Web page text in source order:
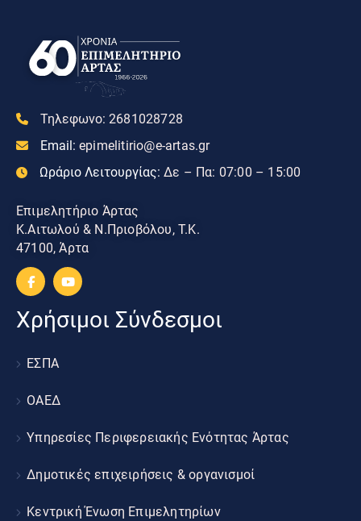
Τηλεφωνο: 2681028728
Email: epimelitirio@e-artas.gr
Ωράριο Λειτουργίας: Δε – Πα: 07:00 – 15:00
Επιμελητήριο Άρτας
Κ.Αιτωλού & Ν.Πριοβόλου, Τ.Κ.
47100, Άρτα
Χρήσιμοι Σύνδεσμοι
ΕΣΠΑ
ΟΑΕΔ
Υπηρεσίες Περιφερειακής Ενότητας Άρτας
Δημοτικές επιχειρήσεις & οργανισμοί
Κεντρική Ένωση Επιμελητηρίων